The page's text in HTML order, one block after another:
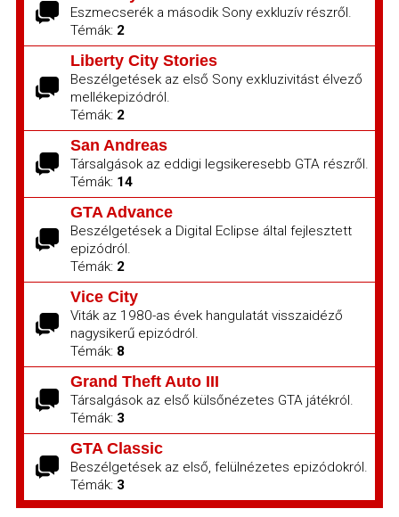
Eszmecserék a második Sony exkluzív részről.
Témák: 2
Liberty City Stories
Beszélgetések az első Sony exkluzivitást élvező
mellékepizódról.
Témák: 2
San Andreas
Társalgások az eddigi legsikeresebb GTA részről.
Témák: 14
GTA Advance
Beszélgetések a Digital Eclipse által fejlesztett
epizódról.
Témák: 2
Vice City
Viták az 1980-as évek hangulatát visszaidéző
nagysikerű epizódról.
Témák: 8
Grand Theft Auto III
Társalgások az első külsőnézetes GTA játékról.
Témák: 3
GTA Classic
Beszélgetések az első, felülnézetes epizódokról.
Témák: 3